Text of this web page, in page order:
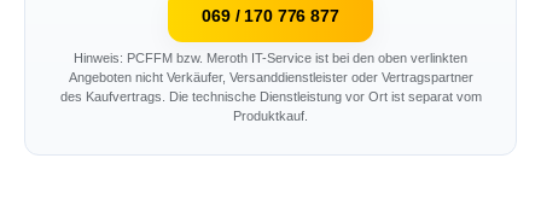
069 / 170 776 877
Hinweis: PCFFM bzw. Meroth IT-Service ist bei den oben verlinkten
Angeboten nicht Verkäufer, Versanddienstleister oder Vertragspartner
des Kaufvertrags. Die technische Dienstleistung vor Ort ist separat vom
Produktkauf.